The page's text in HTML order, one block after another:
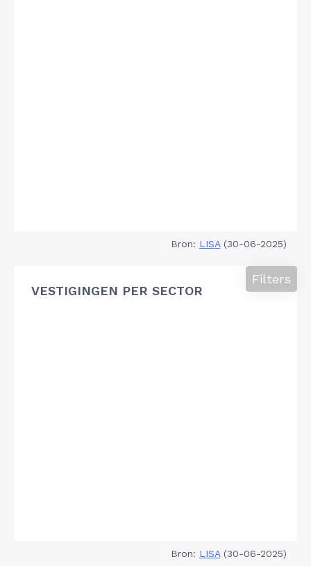
Bron: LISA(30-06-2025)
VESTIGINGEN PER SECTOR
Filters
Bron: LISA(30-06-2025)